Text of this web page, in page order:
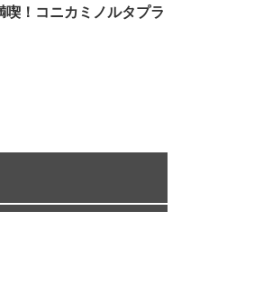
！コニカミノルタプラ